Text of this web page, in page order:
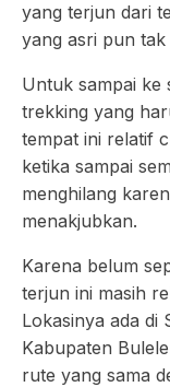
yang terjun dari
yang asri pun
Untuk sampai ke
trekking yang
tempat ini relatif
ketika sampai
menghilang
menakjubkan.
Karena belum
terjun ini masih
Lokasinya ada di
Kabupaten
rute yang sama